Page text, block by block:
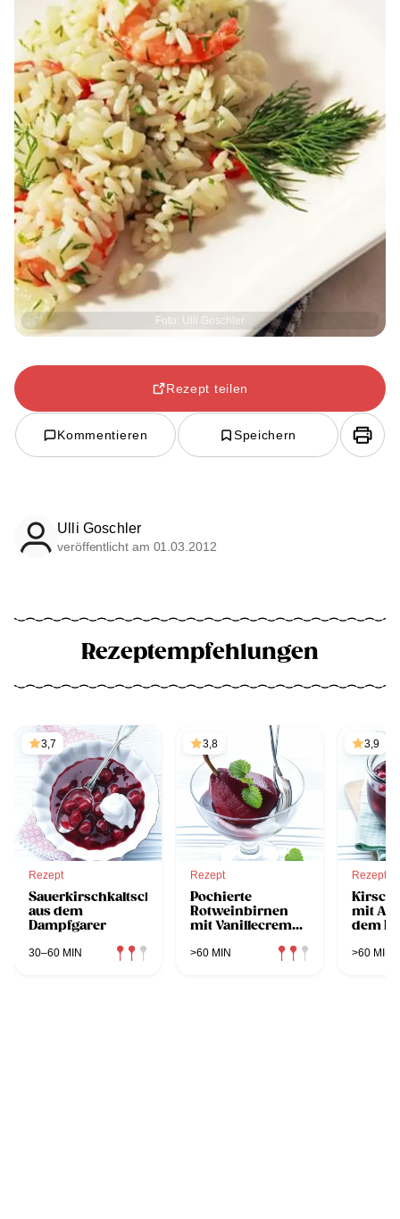
Foto: Ulli Goschler
Rezept teilen
Kommentieren Speichern
Ulli Goschler
veröffentlicht am 01.03.2012
Rezeptempfehlungen
3,7
Rezept
Sauerkirschkaltschale
aus dem
Dampfgarer
30–60 MIN
3,8
Rezept
Pochierte
Rotweinbirnen
mit Vanillecreme
Dampfgarer
>60 MIN
3,9
Rezept
mit
dem
>60 MIN